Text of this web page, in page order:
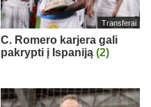
Transferai
C. Romero karjera gali
pakrypti į Ispaniją (2)